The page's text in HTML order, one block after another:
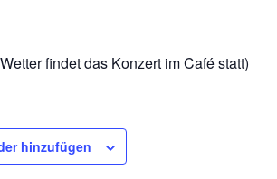
findet das Konzert im Café statt)
hinzufügen